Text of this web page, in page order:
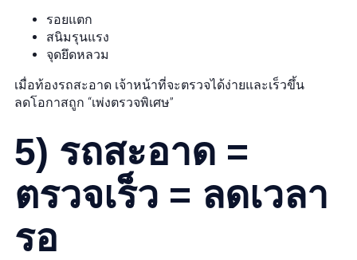
รอยแตก
สนิมรุนแรง
จุดยึดหลวม
เมื่อท้องรถสะอาด เจ้าหน้าที่จะตรวจได้ง่ายและเร็วขึ้น
ลดโอกาสถูก “เพ่งตรวจพิเศษ”
5) รถสะอาด =
ตรวจเร็ว = ลดเวลา
รอ